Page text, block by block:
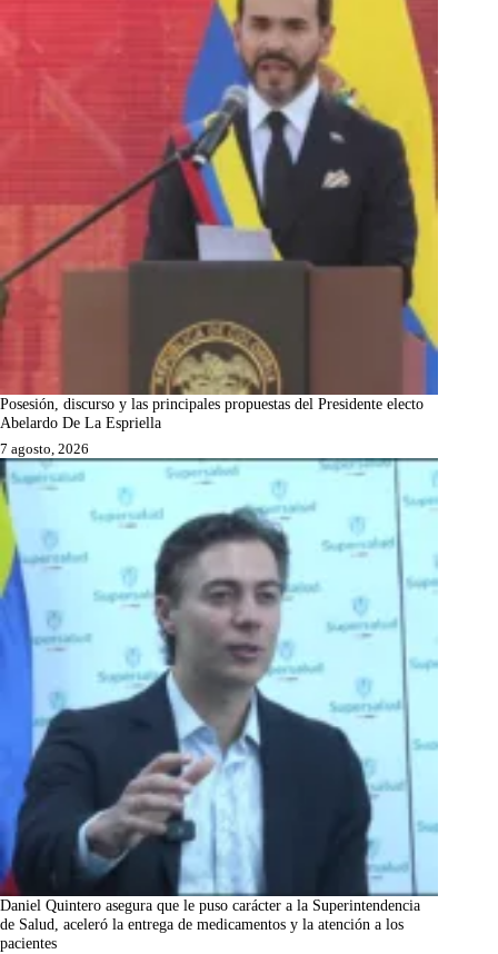
Posesión, discurso y las principales propuestas del Presidente electo
Abelardo De La Espriella
7 agosto, 2026
Daniel Quintero asegura que le puso carácter a la Superintendencia
de Salud, aceleró la entrega de medicamentos y la atención a los
pacientes